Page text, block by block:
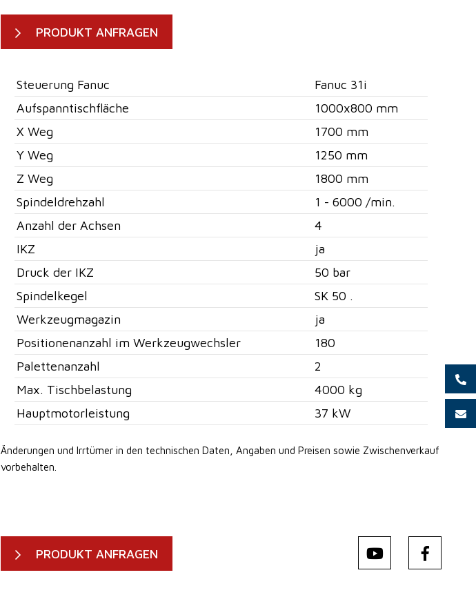
PRODUKT ANFRAGEN
Steuerung Fanuc
Fanuc 31i
Aufspanntischfläche
1000x800 mm
X Weg
1700 mm
Y Weg
1250 mm
Z Weg
1800 mm
Spindeldrehzahl
1 - 6000 /min.
Anzahl der Achsen
4
IKZ
ja
Druck der IKZ
50 bar
Spindelkegel
SK 50 .
Werkzeugmagazin
ja
Positionenanzahl im Werkzeugwechsler
180
Palettenanzahl
2
Max. Tischbelastung
4000 kg
Hauptmotorleistung
37 kW
Änderungen und Irrtümer in den technischen Daten, Angaben und Preisen sowie Zwischenverkauf
vorbehalten.
PRODUKT ANFRAGEN